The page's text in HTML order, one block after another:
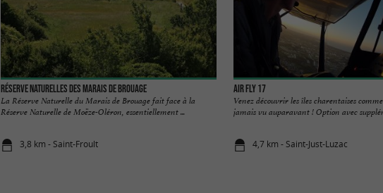
Réserve Naturelles des Marais de Brouage
La Réserve Naturelle du Marais de Brouage fait face à la
Réserve Naturelle de Moëze-Oléron, essentiellement ...
3,8 km - Saint-Froult
Air FLY 17
Venez découvrir les îles charentaises
jamais vu auparavant ! Option avec
4,7 km - Saint-Just-Luzac